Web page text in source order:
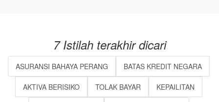
7 Istilah terakhir dicari
ASURANSI BAHAYA PERANG BATAS KREDIT NEGARA
AKTIVA BERISIKO TOLAK BAYAR KEPAILITAN